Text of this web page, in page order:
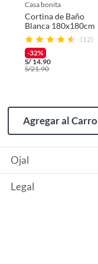
muebles,
casa bonita
Cortina de Baño
Blanca 180x180cm
(12)
-32%
S/14.90
S/21.90
Agregar al Carro
Ojal
Legal